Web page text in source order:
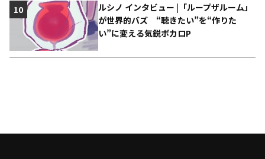
ルシノ インタビュー |「ループザルーム」
が世界的バズ “聴きたい”を“作りた
い”に変える気鋭ボカロP
10